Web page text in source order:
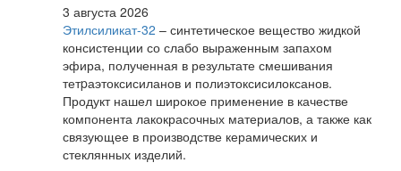
3 августа 2026
Этилсиликат-32 – синтетическое вещество жидкой
консистенции со слабо выраженным запахом
эфира, полученная в результате смешивания
тетpаэтоксисиланов и полиэтоксисилоксанов.
Продукт нашел широкое применение в качестве
компонента лакокрасочных материалов, а также как
связующее в производстве керамических и
стеклянных изделий.